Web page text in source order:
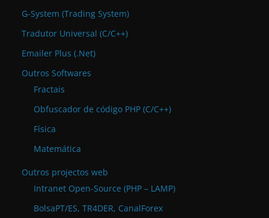
G-System (Trading System)
Tradutor Universal (C/C++)
Emailer Plus (.Net)
Outros Softwares
Fractais
Obfuscador de código PHP (C/C++)
Física
Matemática
Outros projectos web
Intranet Open-Source (PHP – LAMP)
BolsaPT/ES, TR4DER, CanalForex